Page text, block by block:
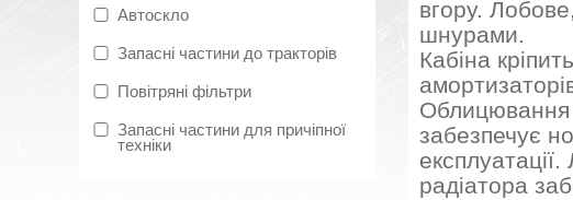
вгору.
шнурами.
Кабіна
Облицювання
забезпечує
радіатора
Автоскло
Запасні частини до тракторів
Повітряні фільтри
Запасні частини для причіпної
техніки